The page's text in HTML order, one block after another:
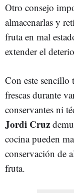
Otro consejo
almacenarlas y
fruta en mal
extender el
Con este sencillo
frescas durante
conservantes ni
Jordi Cruz
cocina pueden
conservación de
fruta.